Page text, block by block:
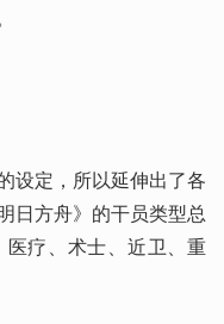
设定，所以延伸出了各
日方舟》的干员类型总
疗、术士、近卫、重